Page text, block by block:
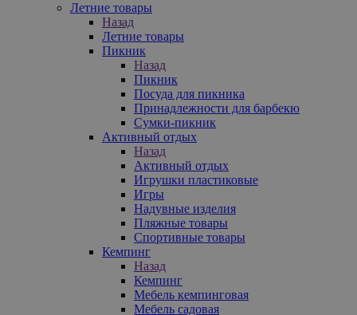
Летние товары
Назад
Летние товары
Пикник
Назад
Пикник
Посуда для пикника
Принадлежности для барбекю
Сумки-пикник
Активный отдых
Назад
Активный отдых
Игрушки пластиковые
Игры
Надувные изделия
Пляжные товары
Спортивные товары
Кемпинг
Назад
Кемпинг
Мебель кемпинговая
Мебель садовая